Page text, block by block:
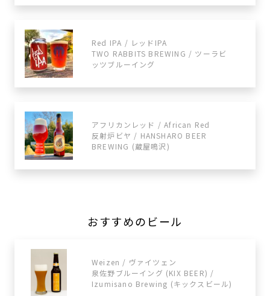
Red IPA / レッドIPA
TWO RABBITS BREWING / ツーラビ
ッツブルーイング
アフリカンレッド / African Red
反射炉ビヤ / HANSHARO BEER
BREWING (蔵屋鳴沢)
おすすめのビール
Weizen / ヴァイツェン
泉佐野ブルーイング (KIX BEER) /
Izumisano Brewing (キックスビール)